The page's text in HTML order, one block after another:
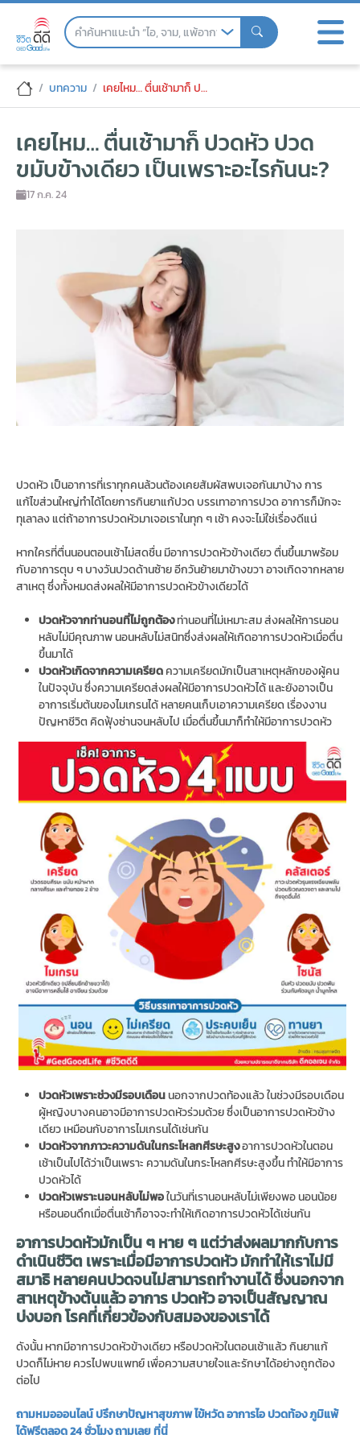
Skip
เคยไหม... ตื่นเช้ามาก็ ปวดหัว ปวดขมับข้างเ
บทความ เคยไหม… ตื่นเช้ามาก็ ปวดหัว ปวดขมับข้างเดียว เป็นเพราะอะไรกันนะ?
เคยไหม… ตื่นเช้ามาก็ ปวดหัว ปวด
ขมับข้างเดียว เป็นเพราะอะไรกันนะ?
17 ก.ค. 24
ปวดหัว เป็นอาการที่เราทุกคนล้วนต้องเคยสัมผัสพบเจอกันมาบ้าง การ
แก้ไขส่วนใหญ่ทำได้โดยการกินยาแก้ปวด บรรเทาอาการปวด อาการก็มักจะ
ทุเลาลง แต่ถ้าอาการปวดหัวมาเจอเราในทุก ๆ เช้า คงจะไม่ใช่เรื่องดีแน่
หากใครที่ตื่นนอนตอนเช้าไม่สดชื่น มีอาการปวดหัวข้างเดียว ตื่นขึ้นมาพร้อม
กับอาการตุบ ๆ บางวันปวดด้านซ้าย อีกวันย้ายมาข้างขวา อาจเกิดจากหลาย
สาเหตุ ซึ่งทั้งหมดส่งผลให้มีอาการปวดหัวข้างเดียวได้
ปวดหัวจากท่านอนที่ไม่ถูกต้องท่านอนที่ไม่เหมาะสม ส่งผลให้การนอน
หลับไม่มีคุณภาพ นอนหลับไม่สนิทซึ่งส่งผลให้เกิดอาการปวดหัวเมื่อตื่น
ขึ้นมาได้
ปวดหัวเกิดจากความเครียด ความเครียดมักเป็นสาเหตุหลักของผู้คน
ในปัจจุบัน ซึ่งความเครียดส่งผลให้มีอาการปวดหัวได้ และยังอาจเป็น
อาการเริ่มต้นของไมเกรนได้ หลายคนเก็บเอาความเครียด เรื่องงาน
ปัญหาชีวิต คิดฟุ้งซ่านจนหลับไป เมื่อตื่นขึ้นมาก็ทำให้มีอาการปวดหัว
ปวดหัวเพราะช่วงมีรอบเดือน นอกจากปวดท้องแล้ว ในช่วงมีรอบเดือน
ผู้หญิงบางคนอาจมีอาการปวดหัวร่วมด้วย ซึ่งเป็นอาการปวดหัวข้าง
เดียว เหมือนกับอาการไมเกรนได้เช่นกัน
ปวดหัวจากภาวะความดันในกระโหลกศีรษะสูงอาการปวดหัวในตอน
เช้าเป็นไปได้ว่าเป็นเพราะ ความดันในกระโหลกศีรษะสูงขึ้น ทำให้มีอาการ
ปวดหัวได้
ปวดหัวเพราะนอนหลับไม่พอในวันที่เรานอนหลับไม่เพียงพอ นอนน้อย
หรือนอนดึกเมื่อตื่นเช้าก็อาจจะทำให้เกิดอาการปวดหัวได้เช่นกัน
อาการปวดหัวมักเป็น ๆ หาย ๆ แต่ว่าส่งผลมากกับการ
ดำเนินชีวิต เพราะเมื่อมีอาการปวดหัว มักทำให้เราไม่มี
สมาธิ หลายคนปวดจนไม่สามารถทำงานได้ ซึ่งนอกจาก
สาเหตุข้างต้นแล้ว อาการ ปวดหัว อาจเป็นสัญญาณ
บ่งบอก โรคที่เกี่ยวข้องกับสมองของเราได้
ดังนั้น หากมีอาการปวดหัวข้างเดียว หรือปวดหัวในตอนเช้าแล้ว กินยาแก้
ปวดก็ไม่หาย ควรไปพบแพทย์ เพื่อความสบายใจและรักษาได้อย่างถูกต้อง
ต่อไป
ถามหมอออนไลน์ ปรึกษาปัญหาสุขภาพ ไข้หวัด อาการไอ ปวดท้อง ภูมิแพ้
ได้ฟรีตลอด 24 ชั่วโมง ถามเลย ที่นี่